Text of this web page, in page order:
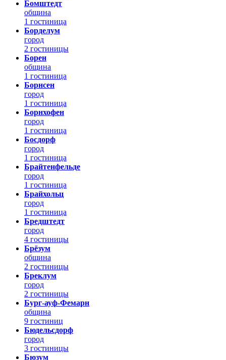
Бомштедт
община
1 гостиница
Борделум
город
2 гостиницы
Борен
община
1 гостиница
Борнсен
город
1 гостиница
Борнхофен
город
1 гостиница
Босдорф
город
1 гостиница
Брайтенфельде
город
1 гостиница
Брайхольц
город
1 гостиница
Бредштедт
город
4 гостиницы
Брёзум
община
2 гостиницы
Бреклум
город
2 гостиницы
Бург-ауф-Фемарн
община
9 гостиниц
Бюдельсдорф
город
3 гостиницы
Бюзум